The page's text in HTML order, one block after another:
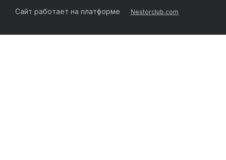
Сайт работает на платформе
Nestorclub.com